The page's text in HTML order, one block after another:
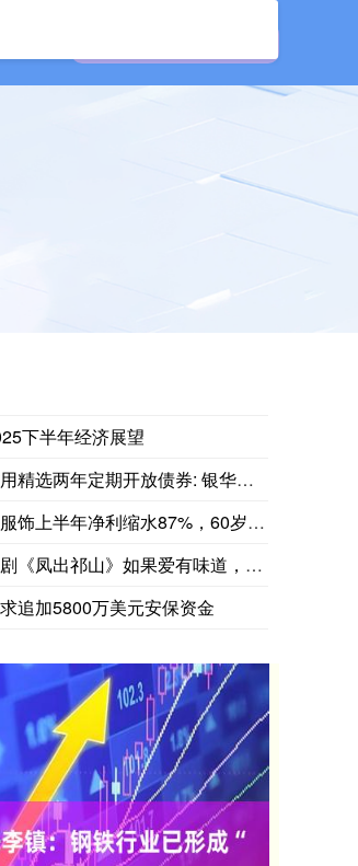
截至6月30日，股权投资公允价值总额的
年全年末持有的固定收益证券
下半年经济展望
年定期开放债券: 银华信用精选两年定
半年净利缩水87%，60岁董事长直播间
祁山》如果爱有味道，那一定是你的拥抱
追加5800万美元安保资金